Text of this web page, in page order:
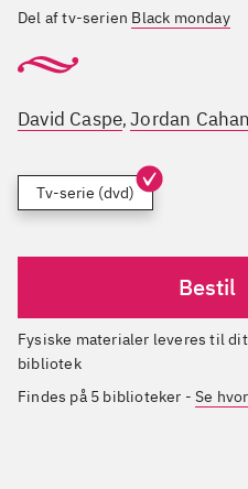
Del af tv-serien Black monday
David Caspe,Jordan Cahan
Tv-serie (dvd)
Bestil
Fysiske materialer leveres til dit lokale
bibliotek
Findes på 5 biblioteker -Se